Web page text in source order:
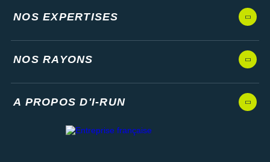
NOS EXPERTISES
NOS RAYONS
A PROPOS D'I-RUN